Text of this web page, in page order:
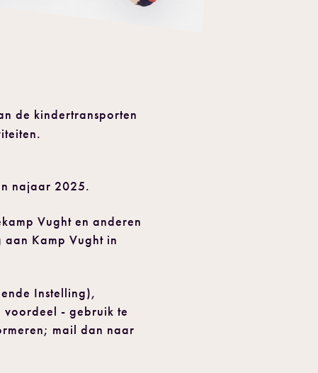
de kindertransporten
najaar 2025.
Vught en anderen
Kamp Vught in
Instelling),
voordeel - gebruik te
mail dan naar